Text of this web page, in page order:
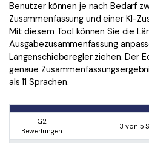
Benutzer können je nach Bedarf
Zusammenfassung und einer KI-
Mit diesem Tool können Sie die
Ausgabezusammenfassung
Längenschieberegler ziehen. Der
genaue
als 11 Sprachen.
G2
Bewertungen
3 von 5